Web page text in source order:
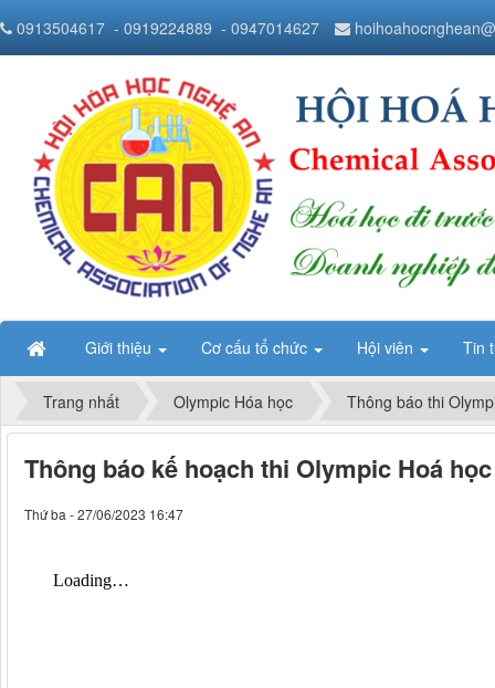
0913504617 - 0919224889 - 0947014627
Giới thiệu Cơ cấu tổ chức Hội viên Tin
Trang nhất Olympic Hóa học Thông báo thi
Thông báo kế hoạch thi Olympic Hoá
Thứ ba - 27/06/2023 16:47